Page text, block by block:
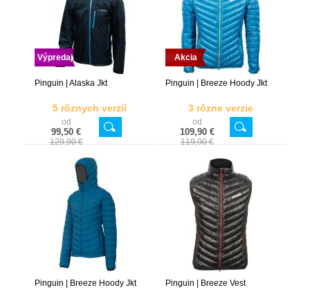
Výpredaj
Pinguin | Alaska Jkt
5 rôznych verzií
od
99,50 €
129,90 €
Akcia
Pinguin | Breeze Hoody Jkt
3 rôzne verzie
od
109,90 €
119,90 €
Pinguin | Breeze Hoody Jkt
Pinguin | Breeze Vest